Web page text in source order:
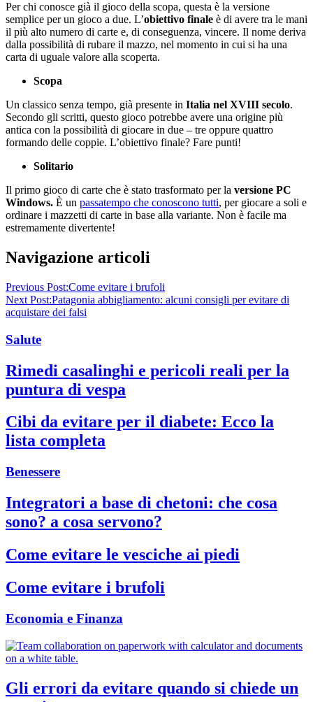
Per chi conosce già il gioco della scopa, questa è la versione
semplice per un gioco a due. L’obiettivo finale è di avere tra le mani
il più alto numero di carte e, di conseguenza, vincere. Il nome deriva
dalla possibilità di rubare il mazzo, nel momento in cui si ha una
carta di uguale valore alla scoperta.
Scopa
Un classico senza tempo, già presente in Italia nel XVIII secolo.
Secondo gli scritti, questo gioco potrebbe avere una origine più
antica con la possibilità di giocare in due – tre oppure quattro
formando delle coppie. L’obiettivo finale? Fare punti!
Solitario
Il primo gioco di carte che è stato trasformato per la versione PC
Windows. È un passatempo che conoscono tutti, per giocare a soli e
ordinare i mazzetti di carte in base alla variante. Non è facile ma
estremamente divertente!
Navigazione articoli
Previous Post:Come evitare i brufoli
Next Post:Patagonia abbigliamento: alcuni consigli per evitare di
acquistare dei falsi
Salute
Rimedi casalinghi e pericoli reali per la
puntura di vespa
Cibi da evitare per il diabete: Ecco la
lista completa
Benessere
Integratori a base di chetoni: che cosa
sono? a cosa servono?
Come evitare le vesciche ai piedi
Come evitare i brufoli
Economia e Finanza
Gli errori da evitare quando si chiede un